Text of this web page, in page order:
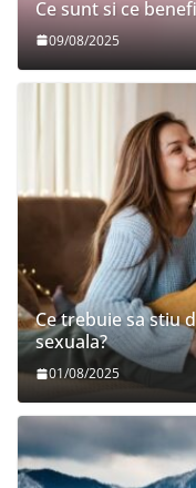
Ce sunt si ce
09/08/2025
Ce trebuie sa stiu
sexuala?
01/08/2025